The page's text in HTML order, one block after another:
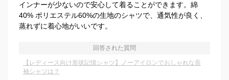
インナーが少ないので安心して着ることができます。綿
40% ポリエステル60%の生地のシャツで、通気性が良く、
蒸れずに着心地がいいです。
回答された質問
【レディース向け形状記憶シャツ】ノーアイロンでおしゃれな長
袖シャツは？